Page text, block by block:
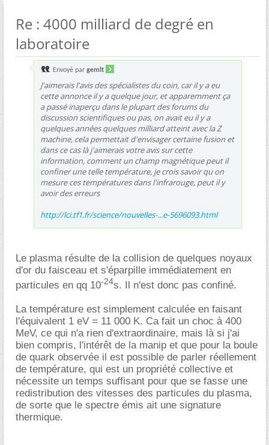
Re : 4000 milliard de degré en
laboratoire
Envoyé par gemlt
J'aimerais l'avis des spécialistes du coin, car il y a eu
cette annonce il y a quelque jour, et apparemment ça
a passé inaperçu dans le plupart des forums du
discussion scientifiques ou pas, on avait eu il y a
quelques années quelques milliard atteint avec la Z
machine, cela permettait d'envisager certaine fusion et
dans ce cas là j'aimerais votre avis sur cette
information, comment un champ magnétique peut il
confiner une telle température, je crois savoir qu on
mesure ces températures dans l'infrarouge, peut il y
avoir des erreurs
http://lci.tf1.fr/science/nouvelles-...e-5696093.html
Le plasma résulte de la collision de quelques noyaux
d'or du faisceau et s'éparpille immédiatement en
particules en qq 10-24s. Il n'est donc pas confiné.
La température est simplement calculée en faisant
l'équivalent 1 eV = 11 000 K. Ca fait un choc à 400
MeV, ce qui n'a rien d'extraordinaire, mais là si j'ai
bien compris, l'intérêt de la manip et que pour la boule
de quark observée il est possible de parler réellement
de température, qui est un propriété collective et
nécessite un temps suffisant pour que se fasse une
redistribution des vitesses des particules du plasma,
de sorte que le spectre émis ait une signature
thermique.